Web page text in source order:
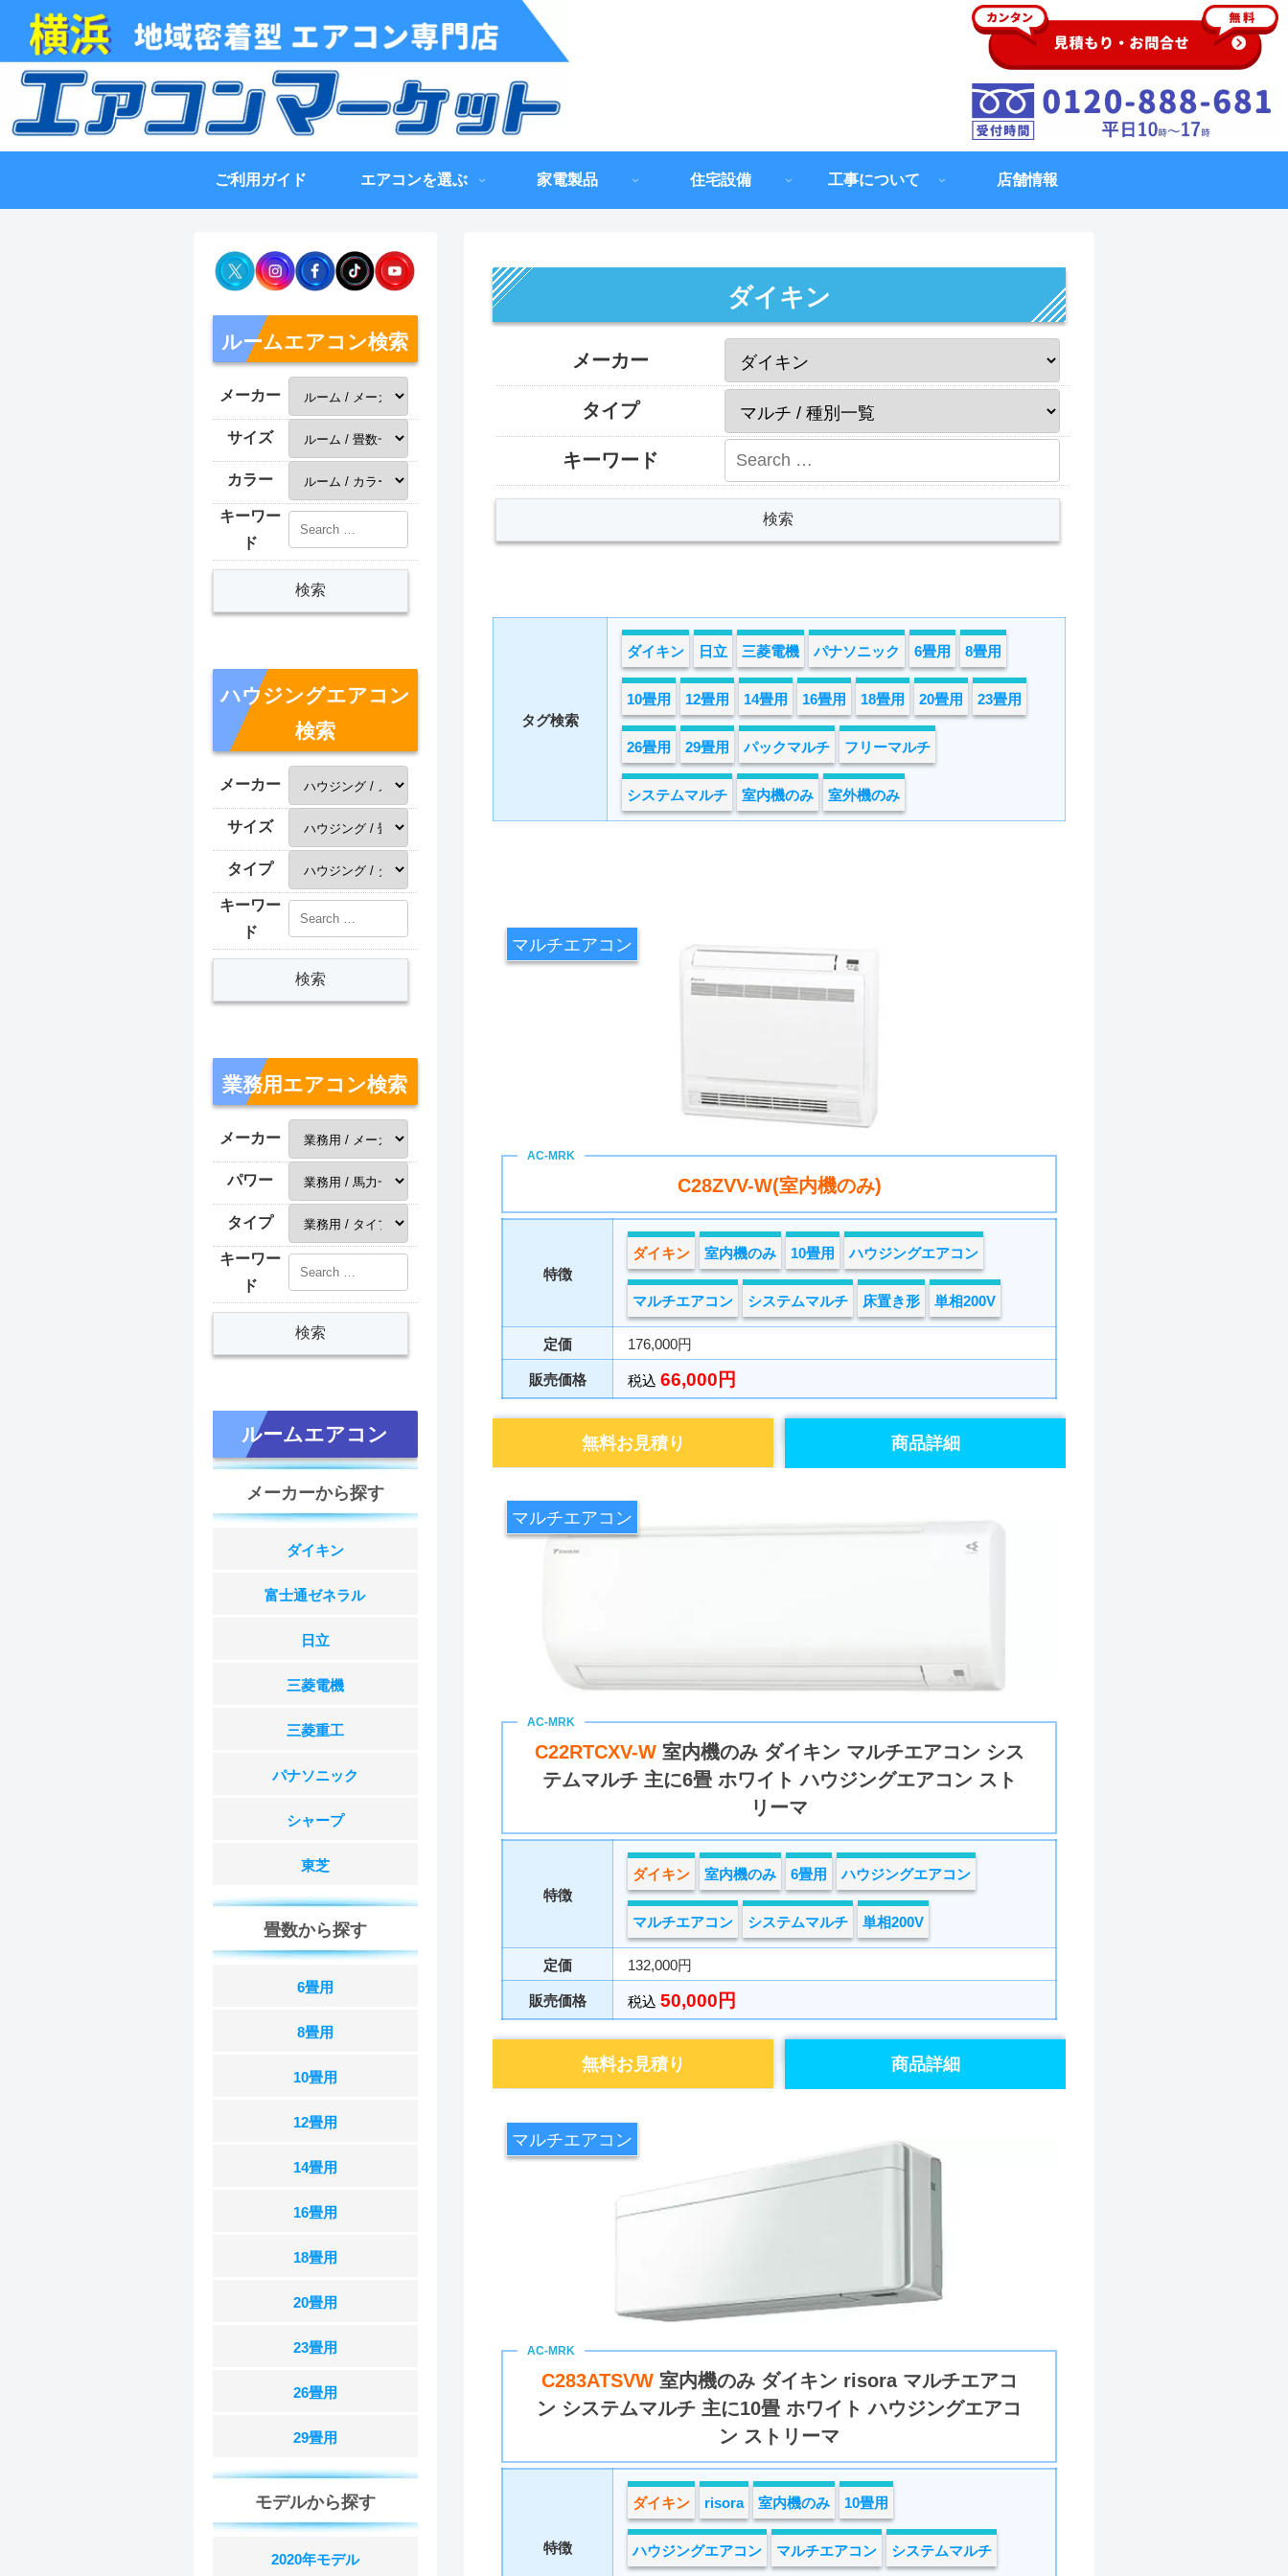
ご利用ガイド エアコンを選ぶ 家電製品 住宅設備 工事について 店舗情報
ダイキン
メーカー
タイプ
キーワード
タグ検索
ダイキン 日立 三菱電機 パナソニック 6畳用 8畳用
10畳用 12畳用 14畳用 16畳用 18畳用 20畳用 23畳用
26畳用 29畳用 パックマルチ フリーマルチ
システムマルチ 室内機のみ 室外機のみ
マルチエアコン
C28ZVV-W(室内機のみ)
特徴
ダイキン 室内機のみ 10畳用 ハウジングエアコン
マルチエアコン システムマルチ 床置き形 単相200V
定価 176,000円
販売価格 税込 66,000円
商品詳細
無料お見積り
マルチエアコン
C22RTCXV-W 室内機のみ ダイキン マルチエアコン シス
テムマルチ 主に6畳 ホワイト ハウジングエアコン スト
リーマ
特徴
ダイキン 室内機のみ 6畳用 ハウジングエアコン
マルチエアコン システムマルチ 単相200V
定価 132,000円
販売価格 税込 50,000円
商品詳細
無料お見積り
マルチエアコン
C283ATSVW 室内機のみ ダイキン risora マルチエアコ
ン システムマルチ 主に10畳 ホワイト ハウジングエアコ
ン ストリーマ
特徴
ダイキン risora 室内機のみ 10畳用
ハウジングエアコン マルチエアコン システムマルチ
ルームエアコン検索
メーカー
サイズ
カラー
キーワー
ド
ハウジングエアコン
検索
メーカー
サイズ
タイプ
キーワー
ド
業務用エアコン検索
メーカー
パワー
タイプ
キーワー
ド
ルームエアコン
メーカーから探す
ダイキン
富士通ゼネラル
日立
三菱電機
三菱重工
パナソニック
シャープ
東芝
畳数から探す
6畳用
8畳用
10畳用
12畳用
14畳用
16畳用
18畳用
20畳用
23畳用
26畳用
29畳用
モデルから探す
2020年モデル